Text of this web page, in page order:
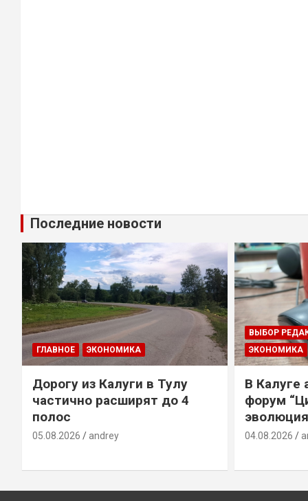
Последние новости
ГЛАВНОЕ ЭКОНОМИКА
Дорогу из Калуги в Тулу
частично расширят до 4
полос
05.08.2026 andrey
ВЫБОР
ЭКОНОМИКА
В Калуге
форум
04.08.2026